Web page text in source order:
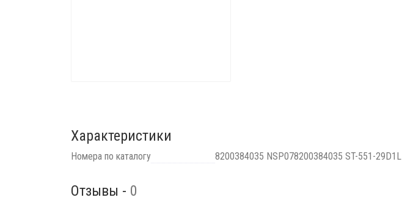
Характеристики
Номера по каталогу 8200384035 NSP078200384035 ST-551-29D1L
Отзывы - 0